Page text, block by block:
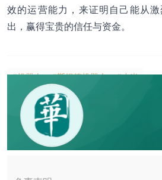
效的运营能力，来证明自己能从
出，赢得宝贵的信任与资金。
#机器人 #斯坦德机器人 #小米